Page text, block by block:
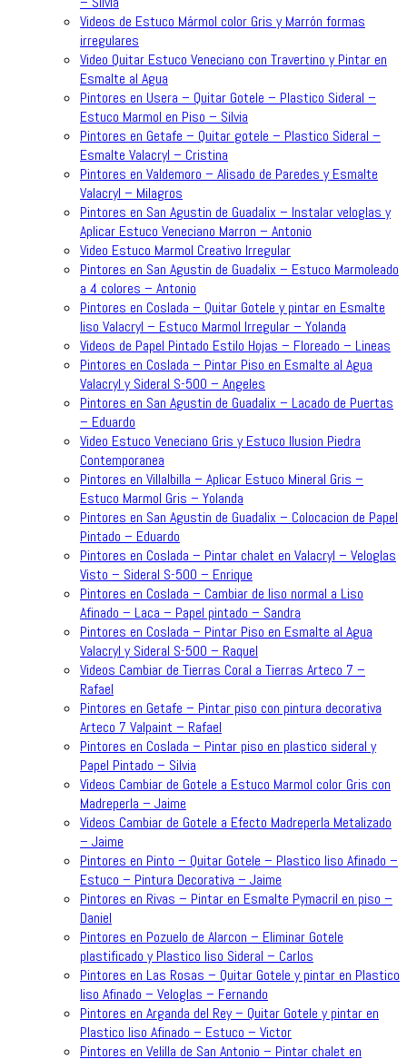
Videos de Estuco Mármol color Gris y Marrón formas
irregulares
Video Quitar Estuco Veneciano con Travertino y Pintar en
Esmalte al Agua
Pintores en Usera – Quitar Gotele – Plastico Sideral –
Estuco Marmol en Piso – Silvia
Pintores en Getafe – Quitar gotele – Plastico Sideral –
Esmalte Valacryl – Cristina
Pintores en Valdemoro – Alisado de Paredes y Esmalte
Valacryl – Milagros
Pintores en San Agustin de Guadalix – Instalar veloglas y
Aplicar Estuco Veneciano Marron – Antonio
Video Estuco Marmol Creativo Irregular
Pintores en San Agustin de Guadalix – Estuco Marmoleado
a 4 colores – Antonio
Pintores en Coslada – Quitar Gotele y pintar en Esmalte
liso Valacryl – Estuco Marmol Irregular – Yolanda
Videos de Papel Pintado Estilo Hojas – Floreado – Lineas
Pintores en Coslada – Pintar Piso en Esmalte al Agua
Valacryl y Sideral S-500 – Angeles
Pintores en San Agustin de Guadalix – Lacado de Puertas
– Eduardo
Video Estuco Veneciano Gris y Estuco Ilusion Piedra
Contemporanea
Pintores en Villalbilla – Aplicar Estuco Mineral Gris –
Estuco Marmol Gris – Yolanda
Pintores en San Agustin de Guadalix – Colocacion de Papel
Pintado – Eduardo
Pintores en Coslada – Pintar chalet en Valacryl – Veloglas
Visto – Sideral S-500 – Enrique
Pintores en Coslada – Cambiar de liso normal a Liso
Afinado – Laca – Papel pintado – Sandra
Pintores en Coslada – Pintar Piso en Esmalte al Agua
Valacryl y Sideral S-500 – Raquel
Videos Cambiar de Tierras Coral a Tierras Arteco 7 –
Rafael
Pintores en Getafe – Pintar piso con pintura decorativa
Arteco 7 Valpaint – Rafael
Pintores en Coslada – Pintar piso en plastico sideral y
Papel Pintado – Silvia
Videos Cambiar de Gotele a Estuco Marmol color Gris con
Madreperla – Jaime
Videos Cambiar de Gotele a Efecto Madreperla Metalizado
– Jaime
Pintores en Pinto – Quitar Gotele – Plastico liso Afinado –
Estuco – Pintura Decorativa – Jaime
Pintores en Rivas – Pintar en Esmalte Pymacril en piso –
Daniel
Pintores en Pozuelo de Alarcon – Eliminar Gotele
plastificado y Plastico liso Sideral – Carlos
Pintores en Las Rosas – Quitar Gotele y pintar en Plastico
liso Afinado – Veloglas – Fernando
Pintores en Arganda del Rey – Quitar Gotele y pintar en
Plastico liso Afinado – Estuco – Victor
Pintores en Velilla de San Antonio – Pintar chalet en